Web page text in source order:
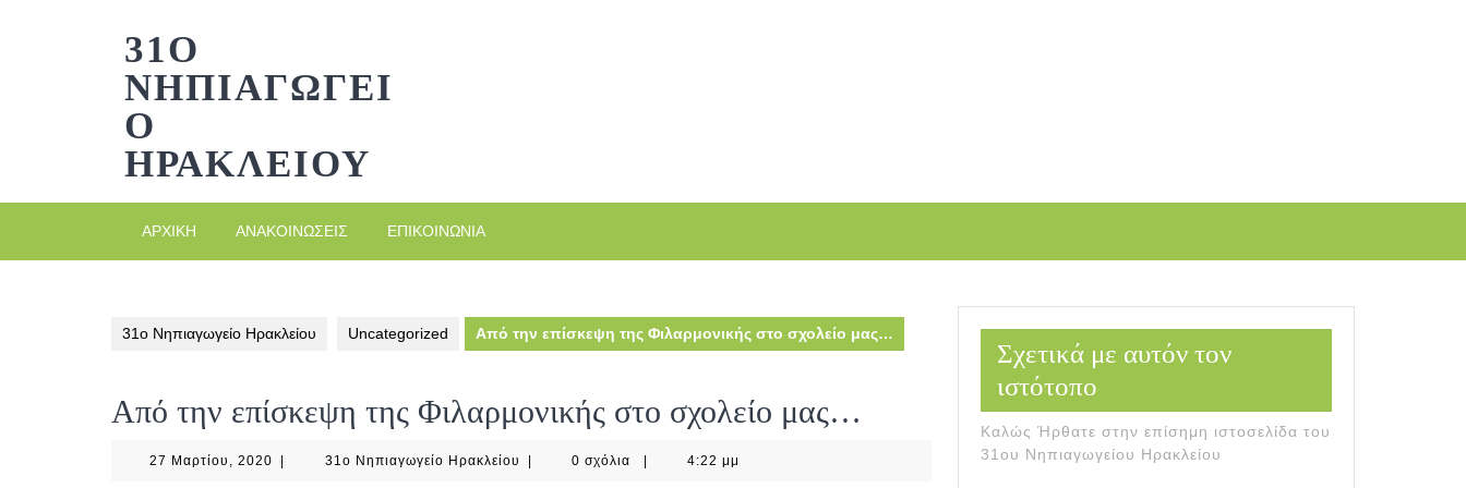
31Ο
ΝΗΠΙΑΓΩΓΕΊ
Ο
ΗΡΑΚΛΕΊΟΥ
ΑΡΧΙΚΉ ΑΝΑΚΟΙΝΏΣΕΙΣ ΕΠΙΚΟΙΝΩΝΊΑ
31ο Νηπιαγωγείο Ηρακλείου Uncategorized Από την επίσκεψη της Φιλαρμονικής στο σχολείο μας…
Από την επίσκεψη της Φιλαρμονικής στο σχολείο μας…
27 Μαρτίου, 2020 27
31ο Νηπιαγωγείο Ηρακλείου 31ο
0 σχόλια 4:22 μμ
Σχετικά με αυτόν τον
ιστότοπο
Καλώς Ήρθατε στην επίσημη ιστοσελίδα του
31ου Νηπιαγωγείου Ηρακλείου